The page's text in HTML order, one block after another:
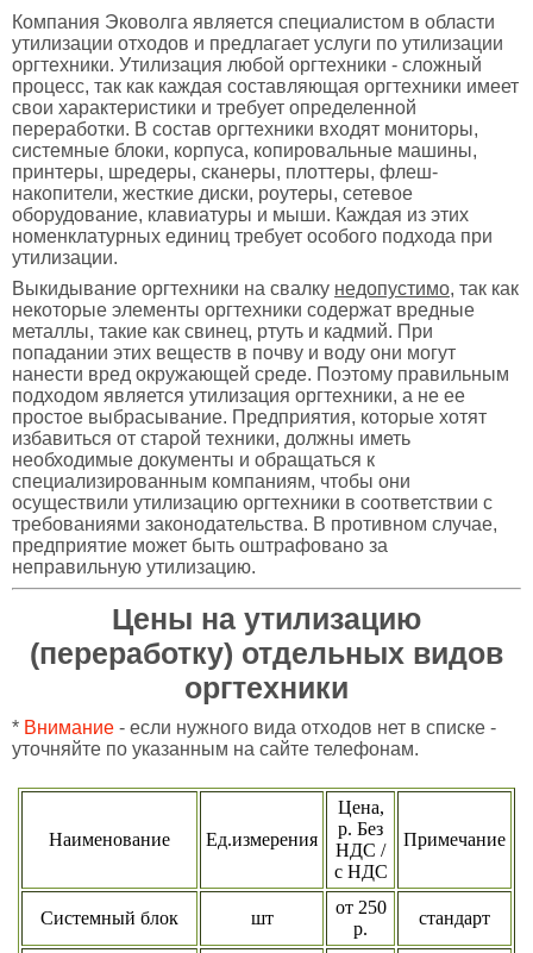
Компания Эковолга является специалистом в области
утилизации отходов и предлагает услуги по утилизации
оргтехники. Утилизация любой оргтехники - сложный
процесс, так как каждая составляющая оргтехники имеет
свои характеристики и требует определенной
переработки. В состав оргтехники входят мониторы,
системные блоки, корпуса, копировальные машины,
принтеры, шредеры, сканеры, плоттеры, флеш-
накопители, жесткие диски, роутеры, сетевое
оборудование, клавиатуры и мыши. Каждая из этих
номенклатурных единиц требует особого подхода при
утилизации.
Выкидывание оргтехники на свалку недопустимо, так как
некоторые элементы оргтехники содержат вредные
металлы, такие как свинец, ртуть и кадмий. При
попадании этих веществ в почву и воду они могут
нанести вред окружающей среде. Поэтому правильным
подходом является утилизация оргтехники, а не ее
простое выбрасывание. Предприятия, которые хотят
избавиться от старой техники, должны иметь
необходимые документы и обращаться к
специализированным компаниям, чтобы они
осуществили утилизацию оргтехники в соответствии с
требованиями законодательства. В противном случае,
предприятие может быть оштрафовано за
неправильную утилизацию.
Цены на утилизацию
(переработку) отдельных видов
оргтехники
* Внимание - если нужного вида отходов нет в списке -
уточняйте по указанным на сайте телефонам.
Наименование Ед.измерения
Цена,
р. Без
НДС /
с НДС
Примечание
Системный блок шт
от 250
р.
стандарт